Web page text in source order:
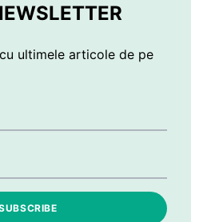
ultimele articole de pe